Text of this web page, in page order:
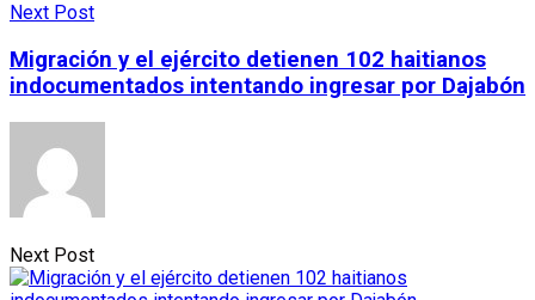
Next Post
Migración y el ejército detienen 102 haitianos
indocumentados intentando ingresar por Dajabón
Next Post